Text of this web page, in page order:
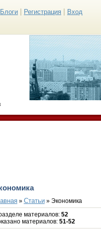
Блоги Регистрация Вход
» Статьи» Экономика
материалов: 52
материалов: 51-52